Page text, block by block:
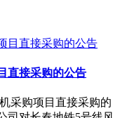
直接采购的公告
采购项目直接采购的